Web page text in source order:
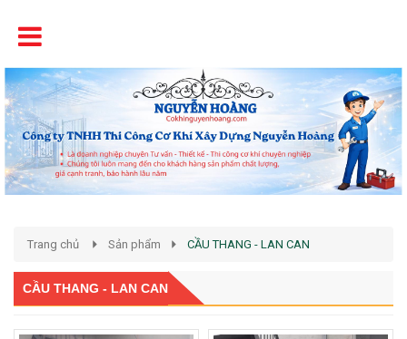
Trang chủ Sản phẩm CẦU THANG - LAN CAN
CẦU THANG - LAN CAN